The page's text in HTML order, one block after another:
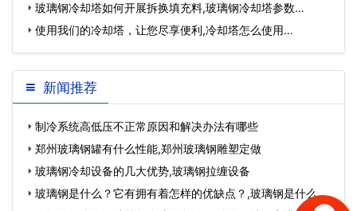
玻璃钢冷却塔如何开展拆换填充料,玻璃钢冷却塔参数…
使用我们的冷却塔，让您尽享便利,冷却塔怎么使用…
新闻推荐
制冷系统高低压不正常原因和解决办法有哪些
郑州玻璃钢罐有什么性能,郑州玻璃钢雕塑定做
玻璃钢冷却设备的几大优势,玻璃钢拉缠设备
玻璃钢是什么？它有拥有着怎样的优缺点？,玻璃钢是什么材